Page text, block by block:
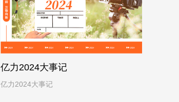
亿力2024大事记
亿力2024大事记